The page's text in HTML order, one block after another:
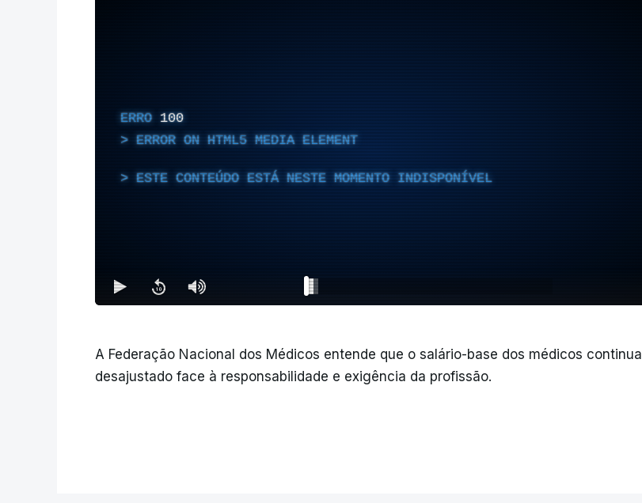
ERRO 100
ERROR ON HTML5 MEDIA ELEMENT
ESTE CONTEÚDO ESTÁ NESTE MOMENTO INDISPONÍVEL
A Federação Nacional dos Médicos entende que o salário-base dos médicos continua
desajustado face à responsabilidade e exigência da profissão.